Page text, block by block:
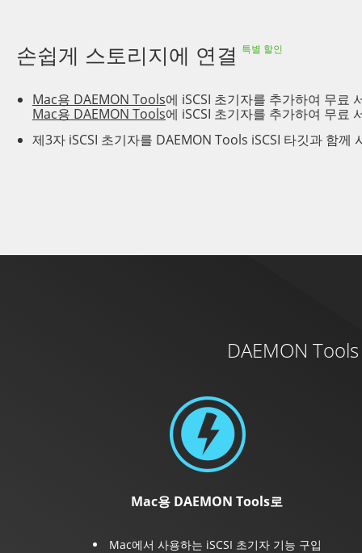
손쉽게 스토리지에 연결 특별 할인
Mac용 DAEMON Tools에 iSCSI 초기자를 추가하여 무료
Mac용 DAEMON Tools에 iSCSI 초기자를 추가하여 무료
제3자 iSCSI 초기자를 DAEMON Tools iSCSI 타깃과 함께
DAEMON
Mac용 DAEMON Tools로
Mac에서 사용하는 iSCSI 초기자 기능 구입